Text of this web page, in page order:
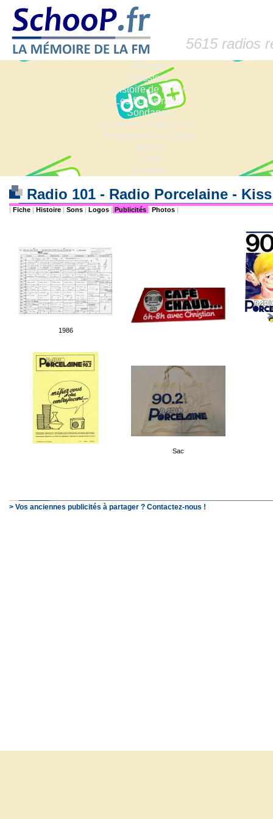
5615 radios
Accueil
Dossiers
Histoire de la FM
Les fiches radio
Sondages
Anciennes fréquences
Fréquences actuelles
Lexique
Liens
Contact
Radio 101 - Radio Porcelaine -
| Fiche | Histoire | Sons | Logos | Publicités | Photos |
1986
Sac
> Vos anciennes publicités à partager ? Contactez-nous !